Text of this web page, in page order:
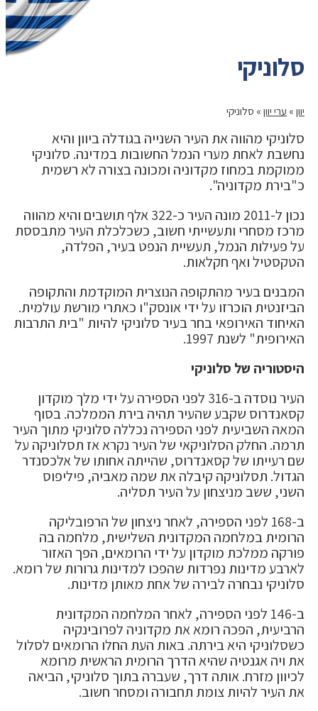
סלוניקי
יוון » ערי יוון » סלוניקי
סלוניקי מהווה את העיר השנייה בגודלה ביוון והיא
נחשבת לאחת מערי הנמל החשובות במדינה. סלוניקי
ממוקמת במחוז מקדוניה ומכונה בצורה לא רשמית
כ"בירת מקדוניה".
נכון ל-2011 מונה העיר כ-322 אלף תושבים והיא מהווה
מרכז מסחרי ותעשייתי חשוב, כשכלכלת העיר מתבססת
על פעילות הנמל, תעשיית הנפט בעיר, הפלדה,
הטקסטיל ואף חקלאות.
המבנים בעיר מהתקופה הנוצרית המוקדמת והתקופה
הביזנטית הוכרזו על ידי אונסק"ו כאתרי מורשת עולמית.
האיחוד האירופאי בחר בעיר סלוניקי להיות "בית התרבות
האירופית" לשנת 1997.
היסטוריה של סלוניקי
העיר נוסדה ב-316 לפני הספירה על ידי מלך מוקדון
קסאנדרוס שקבע שהעיר תהיה בירת הממלכה. בסוף
המאה השביעית לפני הספירה נכללה סלוניקי מתוך העיר
תרמה. החלק הסלוניקאי של העיר נקרא אז תסלוניקה על
שם רעייתו של קסאנדרוס, שהייתה אחותו של אלכסנדר
הגדול. תסלוניקה קיבלה את שמה מאביה, פיליפוס
השני, ששב מניצחון על העיר תסליה.
ב-168 לפני הספירה, לאחר ניצחון של הרפובליקה
הרומית במלחמה המקדונית השלישית, מלחמה בה
פורקה ממלכת מוקדון על ידי הרומאים, הפך האזור
לארבע מדינות נפרדות שהפכו למדינות גרורות של רומא.
סלוניקי נבחרה לבירה של אחת מאותן מדינות.
ב-146 לפני הספירה, לאחר המלחמה המקדונית
הרביעית, הפכה רומא את מקדוניה לפרובינקיה
כשסלוניקי היא בירתה. באות העת החלו הרומאים לסלול
את ויה אגנטיה שהיא הדרך הרומית הראשית מרומא
לכיוון מזרח. אותה דרך, שעברה בתוך סלוניקי, הביאה
את העיר להיות צומת תחבורה ומסחר חשוב.